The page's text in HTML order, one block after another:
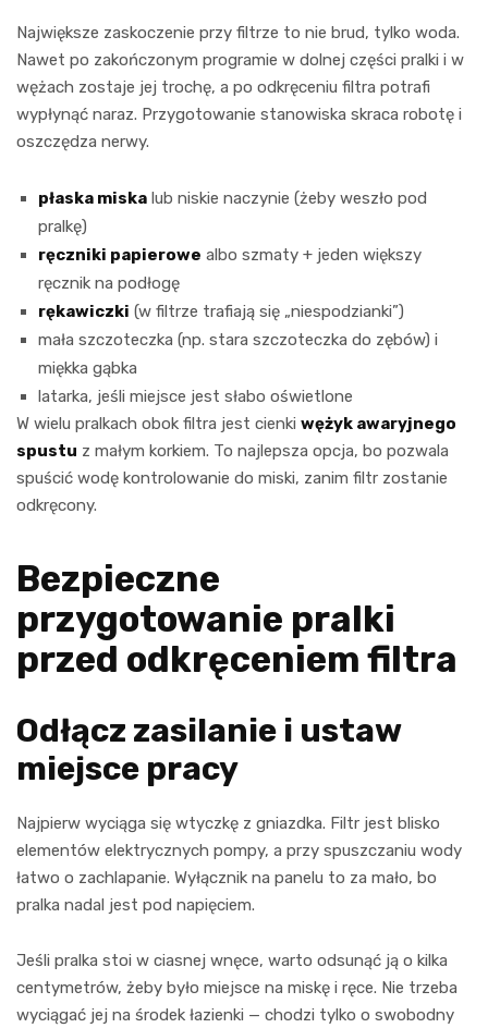
Największe zaskoczenie przy filtrze to nie brud, tylko woda.
Nawet po zakończonym programie w dolnej części pralki i w
wężach zostaje jej trochę, a po odkręceniu filtra potrafi
wypłynąć naraz. Przygotowanie stanowiska skraca robotę i
oszczędza nerwy.
płaska miska lub niskie naczynie (żeby weszło pod
pralkę)
ręczniki papierowe albo szmaty + jeden większy
ręcznik na podłogę
rękawiczki (w filtrze trafiają się „niespodzianki”)
mała szczoteczka (np. stara szczoteczka do zębów) i
miękka gąbka
latarka, jeśli miejsce jest słabo oświetlone
W wielu pralkach obok filtra jest cienki wężyk awaryjnego
spustu z małym korkiem. To najlepsza opcja, bo pozwala
spuścić wodę kontrolowanie do miski, zanim filtr zostanie
odkręcony.
Bezpieczne
przygotowanie pralki
przed odkręceniem filtra
Odłącz zasilanie i ustaw
miejsce pracy
Najpierw wyciąga się wtyczkę z gniazdka. Filtr jest blisko
elementów elektrycznych pompy, a przy spuszczaniu wody
łatwo o zachlapanie. Wyłącznik na panelu to za mało, bo
pralka nadal jest pod napięciem.
Jeśli pralka stoi w ciasnej wnęce, warto odsunąć ją o kilka
centymetrów, żeby było miejsce na miskę i ręce. Nie trzeba
wyciągać jej na środek łazienki — chodzi tylko o swobodny